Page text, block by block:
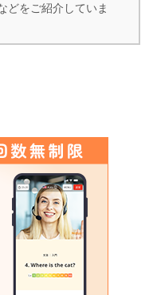
どをご紹介していま